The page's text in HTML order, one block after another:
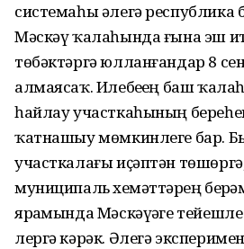
системаһы әлегә
Мәскәү ҡалаһында ғына эш
төбәктәргә юллан­ғандар 8
алмая­саҡ. Илебеҙҙең баш
һайлау участкаһының
ҡатнашыу мөмкинлеге бар.
участкалағы иҫәптән
муниципаль хеҙмәттәрҙең
ярҙамында Мәскәүҙәге
лергә кәрәк. Әлегә